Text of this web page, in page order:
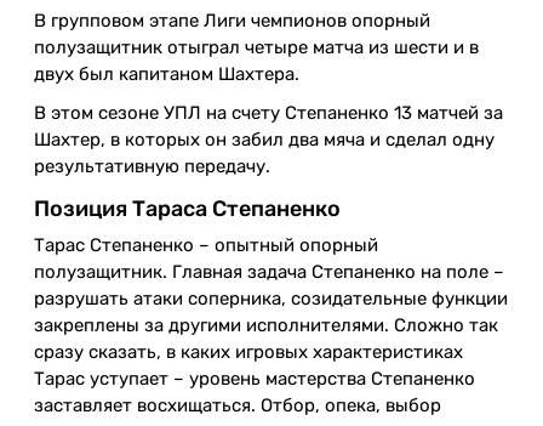
В групповом этапе Лиги чемпионов опорный
полузащитник отыграл четыре матча из шести и в
двух был капитаном Шахтера.
В этом сезоне УПЛ на счету Степаненко 13 матчей за
Шахтер, в которых он забил два мяча и сделал одну
результативную передачу.
Позиция Тараса Степаненко
Тарас Степаненко – опытный опорный
полузащитник. Главная задача Степаненко на поле –
разрушать атаки соперника, созидательные функции
закреплены за другими исполнителями. Сложно так
сразу сказать, в каких игровых характеристиках
Тарас уступает – уровень мастерства Степаненко
заставляет восхищаться. Отбор, опека, выбор